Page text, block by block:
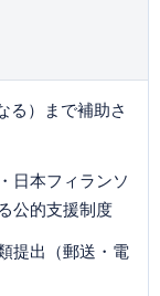
る）まで補助さ
日本フィランソ
公的支援制度
提出（郵送・電